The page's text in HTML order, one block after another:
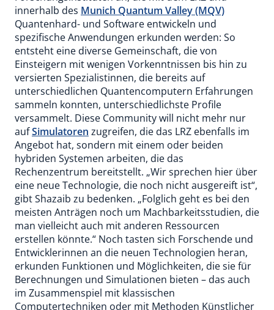
innerhalb des Munich Quantum Valley (MQV)
Quantenhard- und Software entwickeln und
spezifische Anwendungen erkunden werden: So
entsteht eine diverse Gemeinschaft, die von
Einsteigern mit wenigen Vorkenntnissen bis hin zu
versierten Spezialistinnen, die bereits auf
unterschiedlichen Quantencomputern Erfahrungen
sammeln konnten, unterschiedlichste Profile
versammelt. Diese Community will nicht mehr nur
aufSimulatoren zugreifen, die das LRZ ebenfalls im
Angebot hat, sondern mit einem oder beiden
hybriden Systemen arbeiten, die das
Rechenzentrum bereitstellt. „Wir sprechen hier über
eine neue Technologie, die noch nicht ausgereift ist“,
gibt Shazaib zu bedenken. „Folglich geht es bei den
meisten Anträgen noch um Machbarkeitsstudien, die
man vielleicht auch mit anderen Ressourcen
erstellen könnte.“ Noch tasten sich Forschende und
Entwicklerinnen an die neuen Technologien heran,
erkunden Funktionen und Möglichkeiten, die sie für
Berechnungen und Simulationen bieten – das auch
im Zusammenspiel mit klassischen
Computertechniken oder mit Methoden Künstlicher